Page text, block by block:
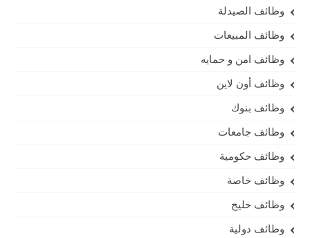
وظائف الصيدلة
وظائف المبيعات
وظائف امن و حمايه
وظائف أون لاين
وظائف بنوك
وظائف جامعات
وظائف حكومية
وظائف خاصة
وظائف خليج
وظائف دولية